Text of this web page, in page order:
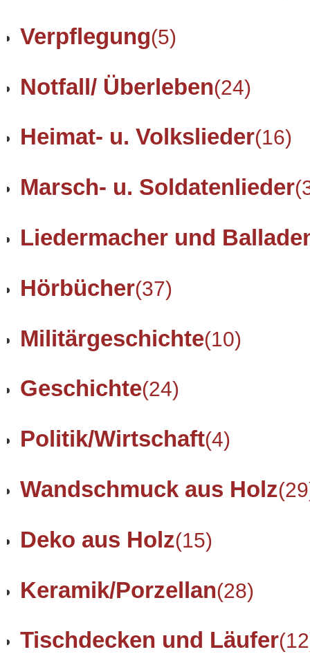
Verpflegung(5)
Notfall/ Überleben(24)
Heimat- u. Volkslieder(16)
Marsch- u. Soldatenlieder
Liedermacher und
Hörbücher(37)
Militärgeschichte(10)
Geschichte(24)
Politik/Wirtschaft(4)
Wandschmuck aus Holz
Deko aus Holz(15)
Keramik/Porzellan(28)
Tischdecken und Läufer